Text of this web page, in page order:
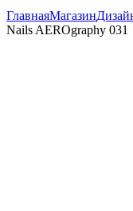
ГлавнаяМагазин
Nails AEROgraphy 031